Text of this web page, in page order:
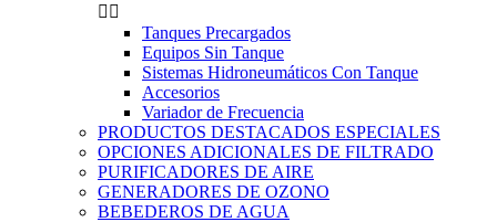
 
Tanques Precargados
Equipos Sin Tanque
Sistemas Hidroneumáticos Con Tanque
Accesorios
Variador de Frecuencia
PRODUCTOS DESTACADOS ESPECIALES
OPCIONES ADICIONALES DE FILTRADO
PURIFICADORES DE AIRE
GENERADORES DE OZONO
BEBEDEROS DE AGUA